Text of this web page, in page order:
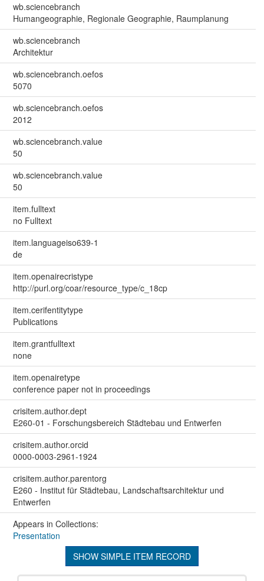
wb.sciencebranch
Humangeographie, Regionale Geographie, Raumplanung
wb.sciencebranch
Architektur
wb.sciencebranch.oefos
5070
wb.sciencebranch.oefos
2012
wb.sciencebranch.value
50
wb.sciencebranch.value
50
item.fulltext
no Fulltext
item.languageiso639-1
de
item.openairecristype
http://purl.org/coar/resource_type/c_18cp
item.cerifentitytype
Publications
item.grantfulltext
none
item.openairetype
conference paper not in proceedings
crisitem.author.dept
E260-01 - Forschungsbereich Städtebau und Entwerfen
crisitem.author.orcid
0000-0003-2961-1924
crisitem.author.parentorg
E260 - Institut für Städtebau, Landschaftsarchitektur und
Entwerfen
Appears in Collections:
Presentation
SHOW SIMPLE ITEM RECORD